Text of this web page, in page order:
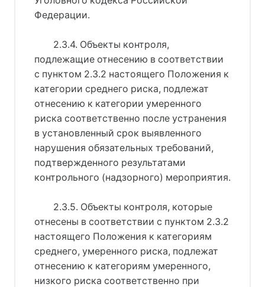
Федерации.
2.3.4. Объекты контроля,
подлежащие отнесению в соответствии
с пунктом 2.3.2 настоящего Положения к
категории среднего риска, подлежат
отнесению к категории умеренного
риска соответственно после устранения
в установленный срок выявленного
нарушения обязательных требований,
подтвержденного результатами
контрольного (надзорного) мероприятия.
2.3.5. Объекты контроля, которые
отнесены в соответствии с пунктом 2.3.2
настоящего Положения к категориям
среднего, умеренного риска, подлежат
отнесению к категориям умеренного,
низкого риска соответственно при